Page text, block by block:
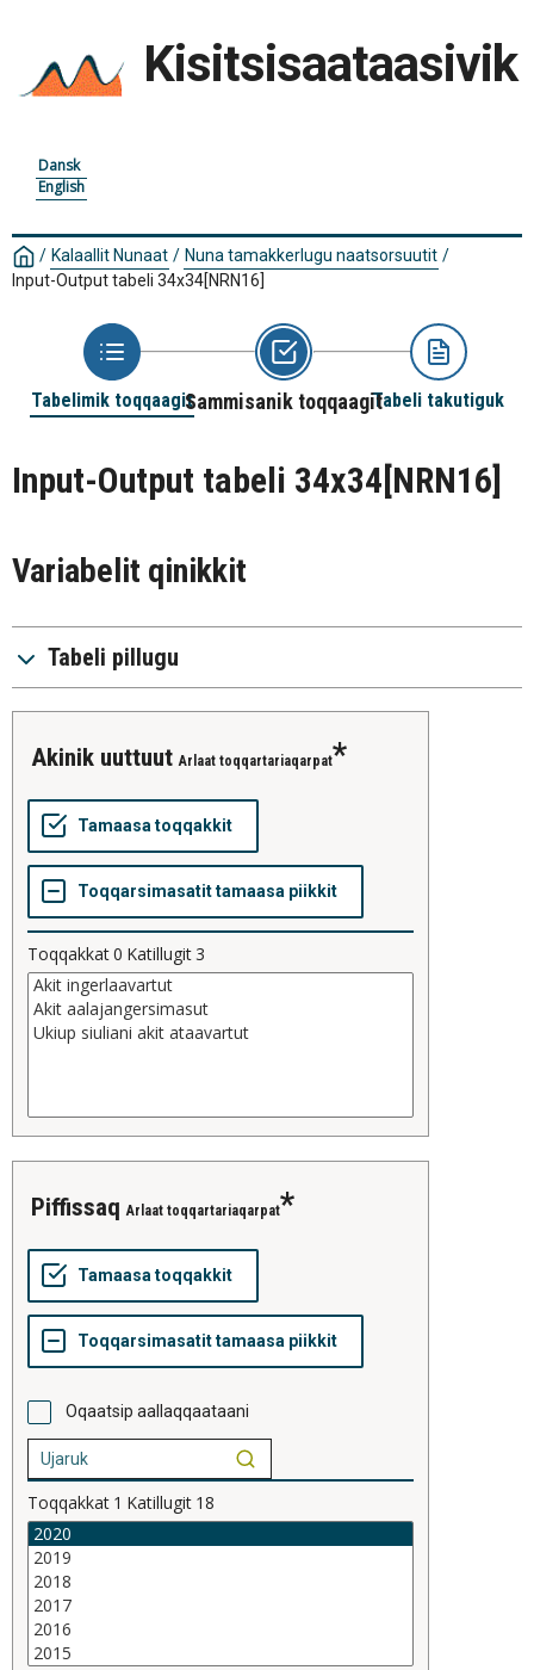
Kisitsisaataasivik
Dansk
English
/ Kalaallit Nunaat / Nuna tamakkerlugu naatsorsuutit /
Input-Output tabeli 34x34[NRN16]
Tabelimik toqqaagitSammisanik toqqaagitTabeli takutiguk
Input-Output tabeli 34x34 [NRN16]
Variabelit qinikkit
Tabeli pillugu
akinik uuttuut Arlaat toqqartariaqarpat
Toqqakkat0 Katillugit3
piffissaq Arlaat toqqartariaqarpat
Oqaatsip aallaqqaataani
Toqqakkat 1 Katillugit 18